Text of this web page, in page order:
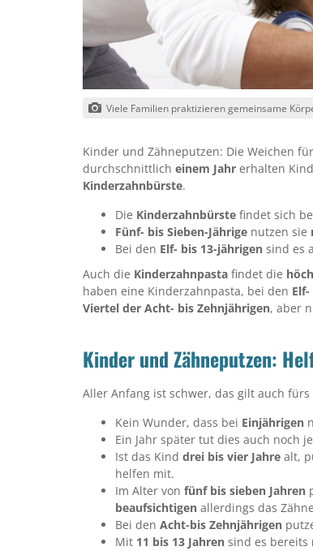
Viele Familien praktizieren gemeinsame
Kinder und Zähneputzen: Die Weichen
durchschnittlich einem Jahr erhalten
Kinderzahnbürste.
Die Kinderzahnbürste findet sich
Fünf- bis Sieben-Jährige nutzen sie
Bei den Elf- bis 13-jährigen sind es
Auch die Kinderzahnpasta findet die
haben eine Kinderzahnpasta, bei den
Viertel der Acht- bis Zehnjährigen, aber
Kinder und Zähneputzen:
Aller Anfang ist schwer, das gilt auch fürs
Kein Wunder, dass bei Einjährigen
Ein Jahr später tut dies auch noch
Ist das Kind drei bis vier Jahre alt,
helfen mit.
Im Alter von fünf bis sieben Jahren
beaufsichtigen allerdings das
Bei den Acht-bis Zehnjährigen
Mit 11 bis 13 Jahren sind es bereits